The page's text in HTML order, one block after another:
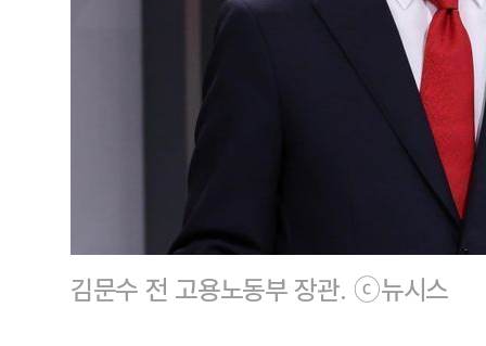
김문수 전 고용노동부 장관. ⓒ뉴시스